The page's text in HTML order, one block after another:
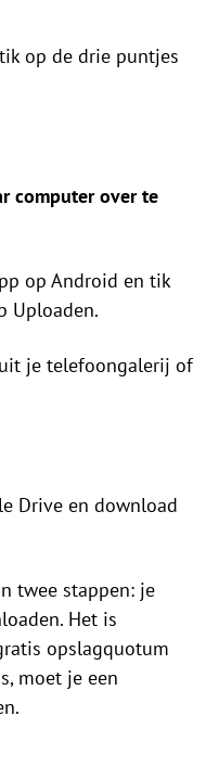
op de drie puntjes
computer over te
op Android en tik
Uploaden.
je telefoongalerij of
Drive en download
twee stappen: je
Het is
opslagquotum
moet je een